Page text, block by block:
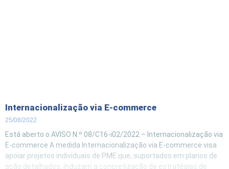
Internacionalização via E-commerce
25/08/2022
Está aberto o AVISO N.º 08/C16-i02/2022 – Internacionalização via
E-commerce A medida Internacionalização via E-commerce visa
apoiar projetos individuais de PME que, suportados em planos de
ação detalhados, induzam a concretização de estratégias de